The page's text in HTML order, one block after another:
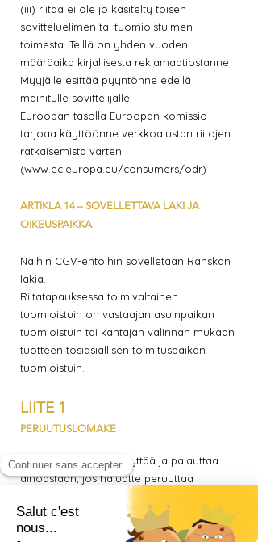
(iii) riitaa ei ole jo käsitelty toisen
sovitteluelimen tai tuomioistuimen
toimesta. Teillä on yhden vuoden
määräaika kirjallisesta reklamaatiostanne
Myyjälle esittää pyyntönne edellä
mainitulle sovittelijalle.
Euroopan tasolla Euroopan komissio
tarjoaa käyttöönne verkkoalustan riitojen
ratkaisemista varten
(www.ec.europa.eu/consumers/odr)
ARTIKLA 14 – SOVELLETTAVA LAKI JA
OIKEUSPAIKKA
Näihin CGV-ehtoihin sovelletaan Ranskan
lakia.
Riitatapauksessa toimivaltainen
tuomioistuin on vastaajan asuinpaikan
tuomioistuin tai kantajan valinnan mukaan
tuotteen tosiasiallisen toimituspaikan
tuomioistuin.
LIITE 1
PERUUTUSLOMAKE
Tämä lomake tulee täyttää ja palauttaa
ainoastaan, jos haluatte peruuttaa
tilauksenne, sovellettavien yleisten
myyntiehtojen mukaisesti.